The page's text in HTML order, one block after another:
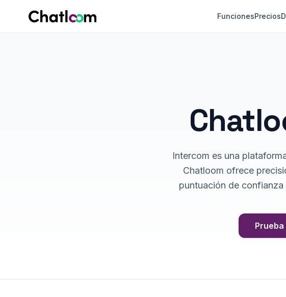
FuncionesPrecios
Intercom es una
Chatloom ofrece
puntuación de